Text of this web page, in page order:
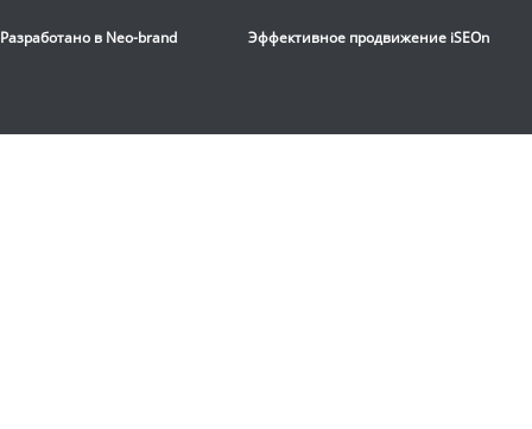
Разработано в Neo-brand Эффективное продвижение iSEOn